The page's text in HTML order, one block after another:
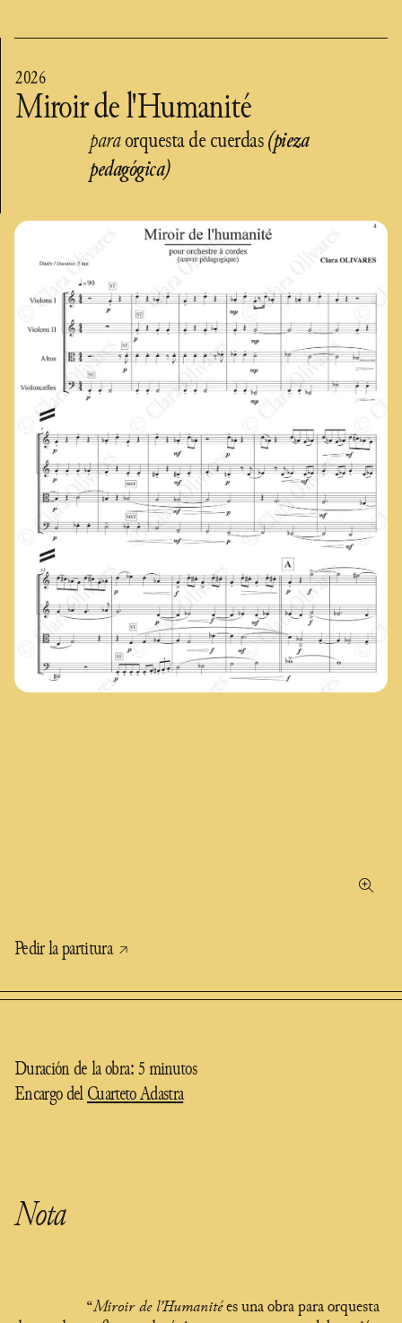
Miroir de l'Humanité
2026
paraorquesta de cuerdas(pieza
pedagógica)
Pedir la partitura
Duración de la obra: 5 minutos
Encargo delCuarteto Adastra
Nota
“Miroir de l’Humanitées una obra para orquesta